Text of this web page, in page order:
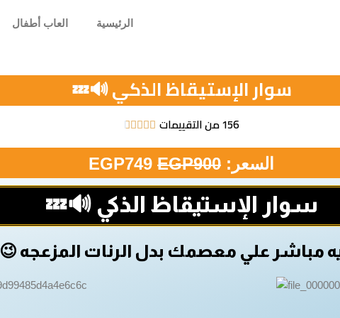
الرئيسية العاب أطفال
سوار الإستيقاظ الذكي 🔊💤
156 من التقييمات 




السعر: EGP900
EGP749
سوار الإستيقاظ الذكي 🔊💤
مباشر علي معصمك بدل الرنات المزعجه 😉